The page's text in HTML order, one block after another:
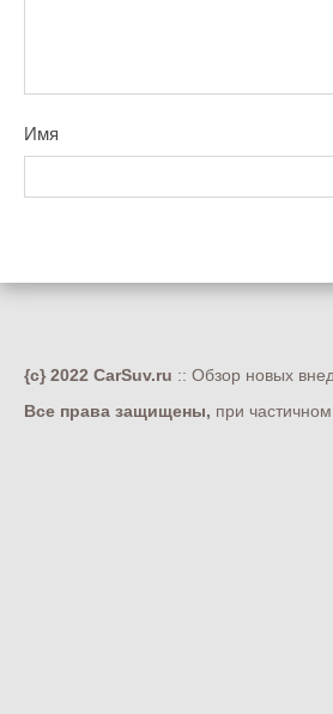
Имя
{c} 2022 CarSuv.ru :: Обзор новых
Все права защищены, при